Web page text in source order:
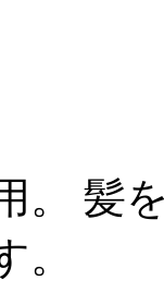
。 髪
。